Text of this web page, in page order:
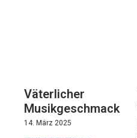
Väterlicher
Musikgeschmack
14. März 2025